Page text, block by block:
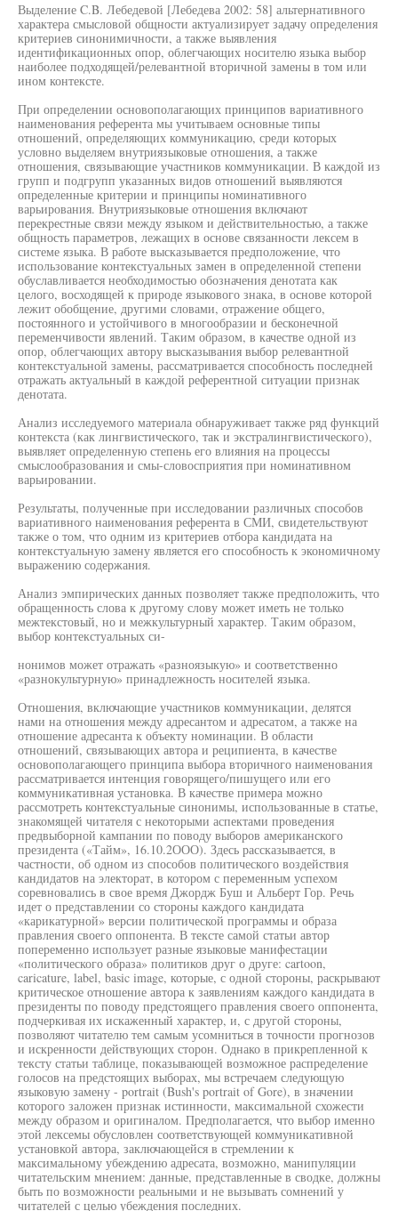
Выделение C.B. Лебедевой [Лебедева 2002: 58] альтернативного
характера смысловой общности актуализирует задачу определения
критериев синонимичности, а также выявления
идентификационных опор, облегчающих носителю языка выбор
наиболее подходящей/релевантной вторичной замены в том или
ином контексте.
При определении основополагающих принципов вариативного
наименования референта мы учитываем основные типы
отношений, определяющих коммуникацию, среди которых
условно выделяем внутриязыковые отношения, а также
отношения, связывающие участников коммуникации. В каждой из
групп и подгрупп указанных видов отношений выявляются
определенные критерии и принципы номинативного
варьирования. Внутриязыковые отношения включают
перекрестные связи между языком и действительностью, а также
общность параметров, лежащих в основе связанности лексем в
системе языка. В работе высказывается предположение, что
использование контекстуальных замен в определенной степени
обуславливается необходимостью обозначения денотата как
целого, восходящей к природе языкового знака, в основе которой
лежит обобщение, другими словами, отражение общего,
постоянного и устойчивого в многообразии и бесконечной
переменчивости явлений. Таким образом, в качестве одной из
опор, облегчающих автору высказывания выбор релевантной
контекстуальной замены, рассматривается способность последней
отражать актуальный в каждой референтной ситуации признак
денотата.
Анализ исследуемого материала обнаруживает также ряд функций
контекста (как лингвистического, так и экстралингвистического),
выявляет определенную степень его влияния на процессы
смыслообразования и смы-словосприятия при номинативном
варьировании.
Результаты, полученные при исследовании различных способов
вариативного наименования референта в СМИ, свидетельствуют
также о том, что одним из критериев отбора кандидата на
контекстуальную замену является его способность к экономичному
выражению содержания.
Анализ эмпирических данных позволяет также предположить, что
обращенность слова к другому слову может иметь не только
межтекстовый, но и межкультурный характер. Таким образом,
выбор контекстуальных си-
нонимов может отражать «разноязыкую» и соответственно
«разнокультурную» принадлежность носителей языка.
Отношения, включающие участников коммуникации, делятся
нами на отношения между адресантом и адресатом, а также на
отношение адресанта к объекту номинации. В области
отношений, связывающих автора и реципиента, в качестве
основополагающего принципа выбора вторичного наименования
рассматривается интенция говорящего/пишущего или его
коммуникативная установка. В качестве примера можно
рассмотреть контекстуальные синонимы, использованные в статье,
знакомящей читателя с некоторыми аспектами проведения
предвыборной кампании по поводу выборов американского
президента («Тайм», 16.10.2ООО). Здесь рассказывается, в
частности, об одном из способов политического воздействия
кандидатов на электорат, в котором с переменным успехом
соревновались в свое время Джордж Буш и Альберт Гор. Речь
идет о представлении со стороны каждого кандидата
«карикатурной» версии политической программы и образа
правления своего оппонента. В тексте самой статьи автор
попеременно использует разные языковые манифестации
«политического образа» политиков друг о друге: cartoon,
caricature, label, basic image, которые, с одной стороны, раскрывают
критическое отношение автора к заявлениям каждого кандидата в
президенты по поводу предстоящего правления своего оппонента,
подчеркивая их искаженный характер, и, с другой стороны,
позволяют читателю тем самым усомниться в точности прогнозов
и искренности действующих сторон. Однако в прикрепленной к
тексту статьи таблице, показывающей возможное распределение
голосов на предстоящих выборах, мы встречаем следующую
языковую замену - portrait (Bush's portrait of Gore), в значении
которого заложен признак истинности, максимальной схожести
между образом и оригиналом. Предполагается, что выбор именно
этой лексемы обусловлен соответствующей коммуникативной
установкой автора, заключающейся в стремлении к
максимальному убеждению адресата, возможно, манипуляции
читательским мнением: данные, представленные в сводке, должны
быть по возможности реальными и не вызывать сомнений у
читателей с целью убеждения последних.